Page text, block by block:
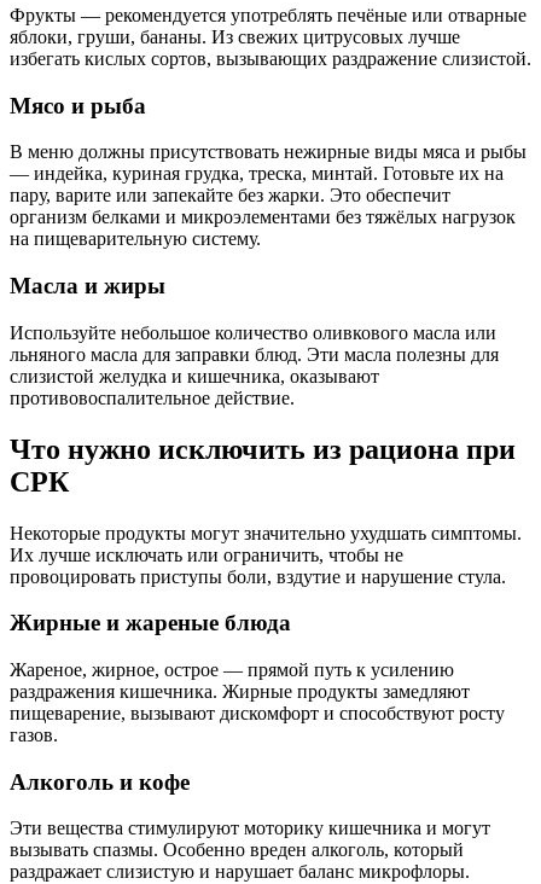
Фрукты — рекомендуется употреблять печёные или отварные
яблоки, груши, бананы. Из свежих цитрусовых лучше
избегать кислых сортов, вызывающих раздражение слизистой.
Мясо и рыба
В меню должны присутствовать нежирные виды мяса и рыбы
— индейка, куриная грудка, треска, минтай. Готовьте их на
пару, варите или запекайте без жарки. Это обеспечит
организм белками и микроэлементами без тяжёлых нагрузок
на пищеварительную систему.
Масла и жиры
Используйте небольшое количество оливкового масла или
льняного масла для заправки блюд. Эти масла полезны для
слизистой желудка и кишечника, оказывают
противовоспалительное действие.
Что нужно исключить из рациона при
СРК
Некоторые продукты могут значительно ухудшать симптомы.
Их лучше исключать или ограничить, чтобы не
провоцировать приступы боли, вздутие и нарушение стула.
Жирные и жареные блюда
Жареное, жирное, острое — прямой путь к усилению
раздражения кишечника. Жирные продукты замедляют
пищеварение, вызывают дискомфорт и способствуют росту
газов.
Алкоголь и кофе
Эти вещества стимулируют моторику кишечника и могут
вызывать спазмы. Особенно вреден алкоголь, который
раздражает слизистую и нарушает баланс микрофлоры.